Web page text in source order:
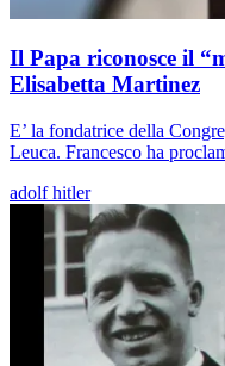
Il Papa riconosce il
Elisabetta Martinez
E’ la fondatrice della
Leuca. Francesco ha
adolf hitler